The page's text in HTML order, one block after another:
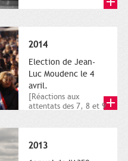
2014
Election de Jean-
Luc Moudenc le 4
avril.
[Réactions aux
attentats des 7, 8 et 9
2013